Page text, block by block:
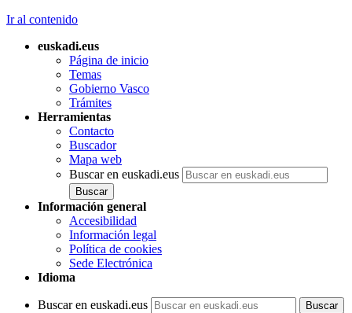
Ir al contenido
euskadi.eus
Página de inicio
Temas
Gobierno Vasco
Trámites
Herramientas
Contacto
Buscador
Mapa web
Buscar en euskadi.eus
Información general
Accesibilidad
Información legal
Política de cookies
Sede Electrónica
Idioma
Buscar en euskadi.eus